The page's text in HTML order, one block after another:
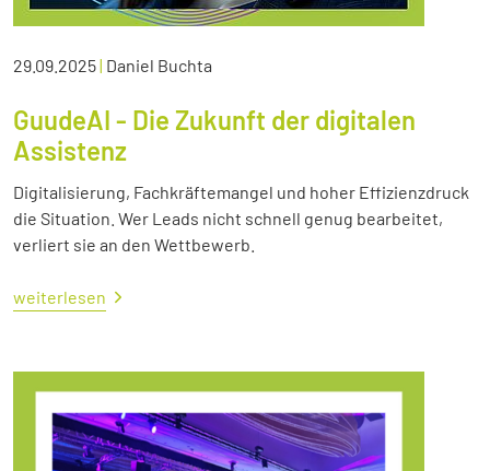
29.09.2025| Daniel Buchta
GuudeAI - Die Zukunft der digitalen
Assistenz
Digitalisierung, Fachkräftemangel und hoher Effizienzdruck
die Situation. Wer Leads nicht schnell genug bearbeitet,
verliert sie an den Wettbewerb.
weiterlesen